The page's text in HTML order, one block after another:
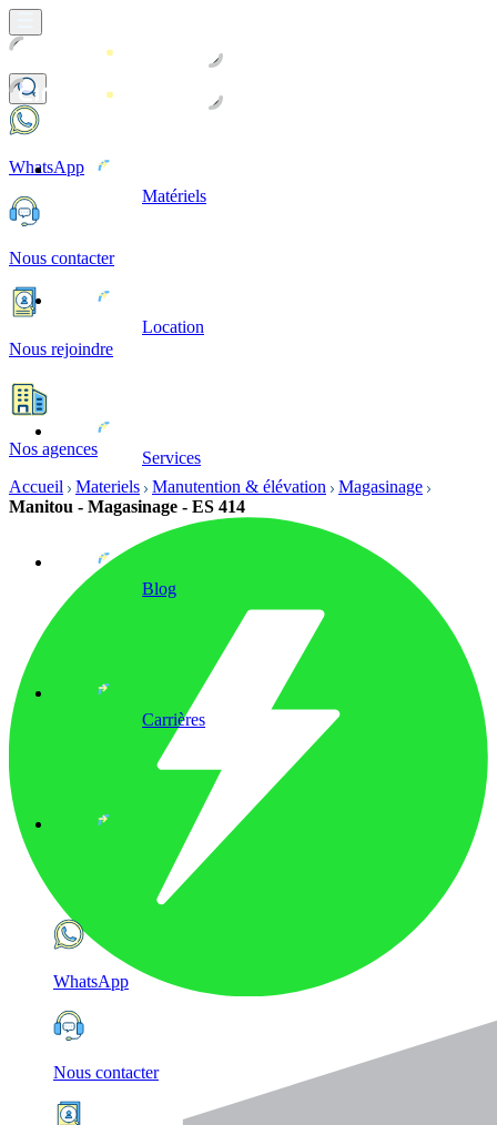
Matériels
Location
Services
Blog
Carrières
WhatsApp
Nous contacter
WhatsApp
Nous contacter
Nous rejoindre
Nos agences
Accueil
Materiels Manutention & élévation
Magasinage
Manitou - Magasinage - ES 414